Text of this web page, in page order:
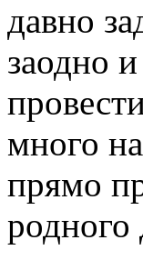
давно
заодно
много
прямо
родного